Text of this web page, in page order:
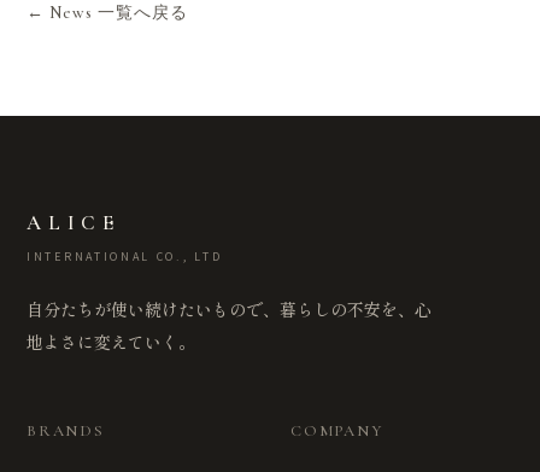
← News 一覧へ戻る
ALICE
INTERNATIONAL CO., LTD
自分たちが使い続けたいもので、暮らしの不安を、心
地よさに変えていく。
BRANDS COMPANY